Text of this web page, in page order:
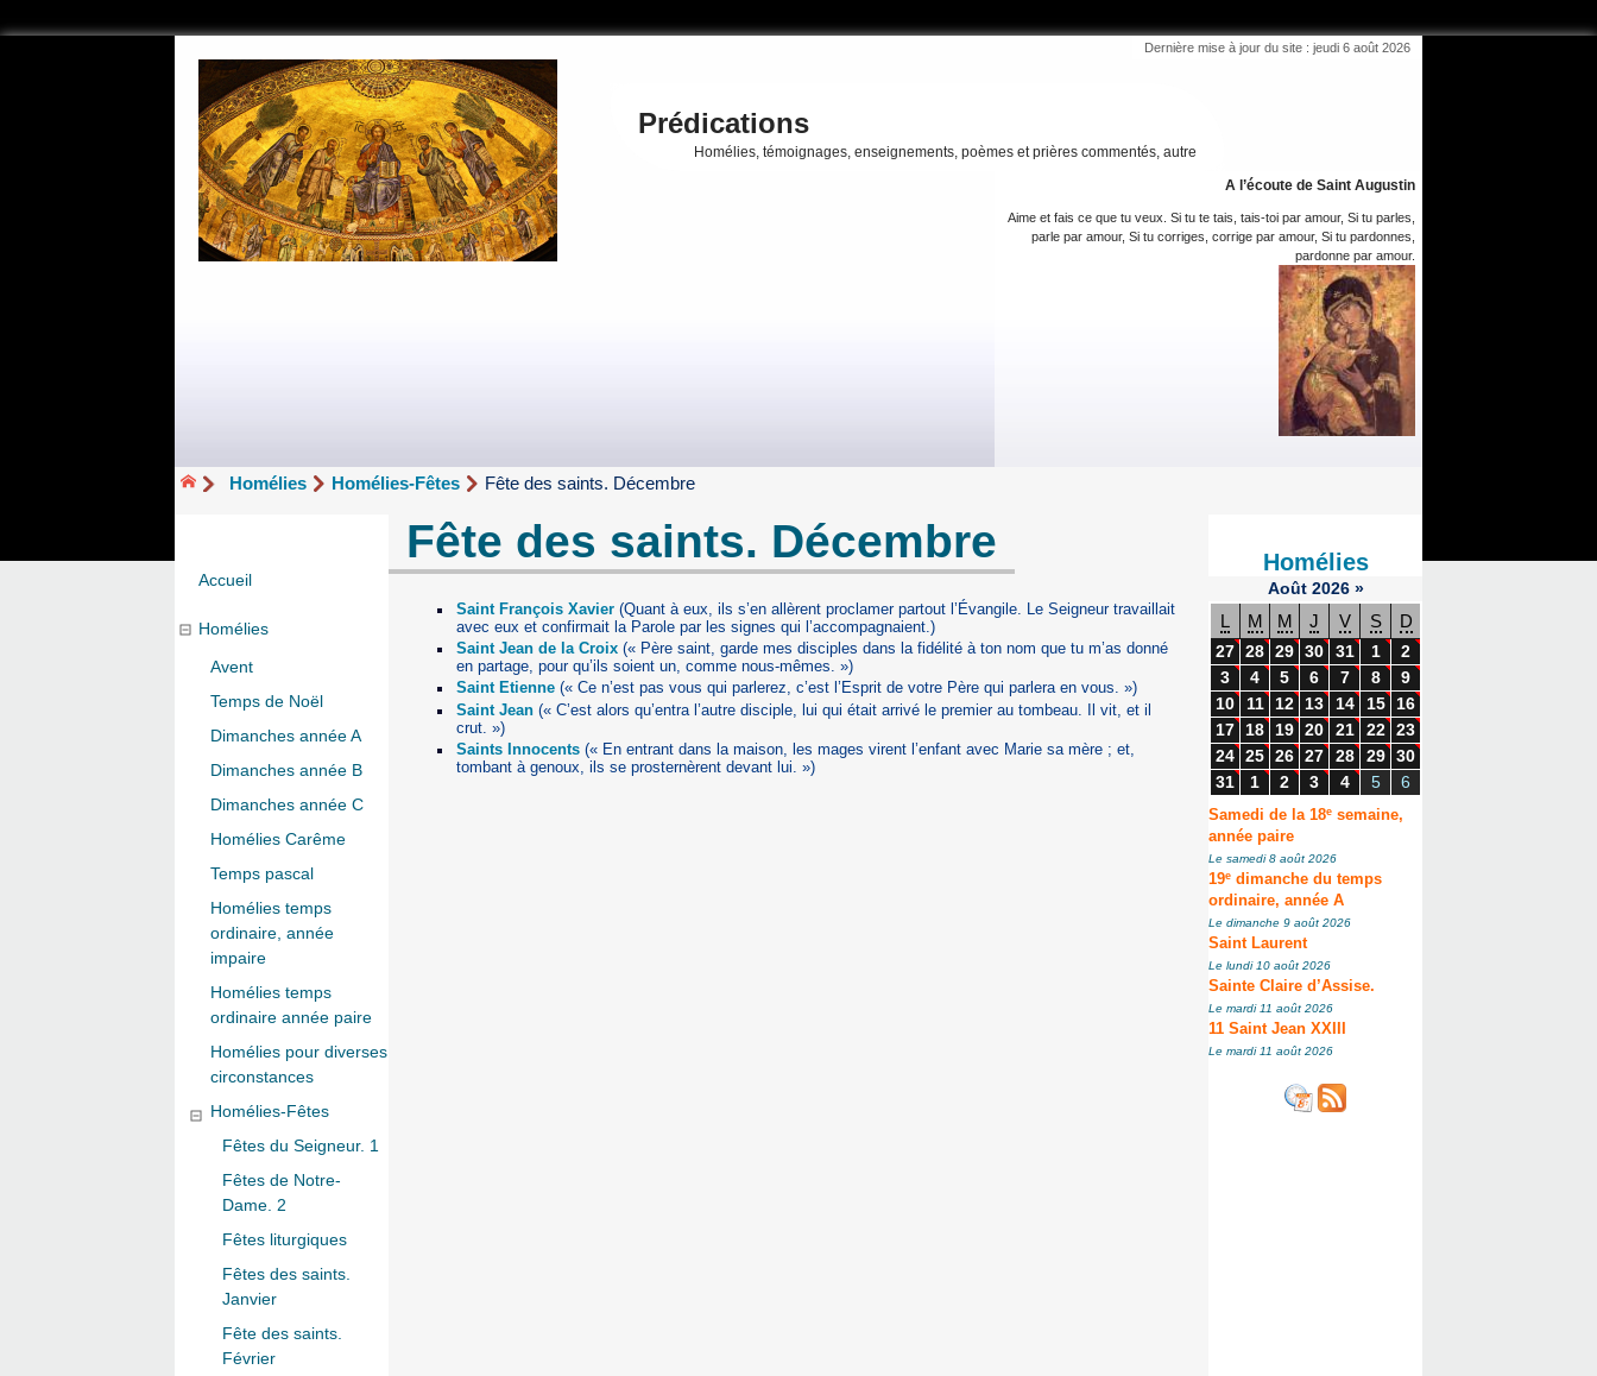
Dernière mise à jour du site : jeudi 6 août 2026
Prédications
Homélies, témoignages, enseignements, poèmes et prières commentés, autre
A l’écoute de Saint Augustin
Aime et fais ce que tu veux. Si tu te tais, tais-toi par amour, Si tu parles,
parle par amour, Si tu corriges, corrige par amour, Si tu pardonnes,
pardonne par amour.
Homélies Homélies-Fêtes Fête des saints. Décembre
Fête des saints. Décembre
Saint François Xavier (Quant à eux, ils s’en allèrent proclamer partout l’Évangile. Le Seigneur travaillait
avec eux et confirmait la Parole par les signes qui l’accompagnaient.)
Saint Jean de la Croix (« Père saint, garde mes disciples dans la fidélité à ton nom que tu m’as donné
en partage, pour qu’ils soient un, comme nous-mêmes. »)
Saint Etienne (« Ce n’est pas vous qui parlerez, c’est l’Esprit de votre Père qui parlera en vous. »)
Saint Jean (« C’est alors qu’entra l’autre disciple, lui qui était arrivé le premier au tombeau. Il vit, et il
crut. »)
Saints Innocents (« En entrant dans la maison, les mages virent l’enfant avec Marie sa mère ; et,
tombant à genoux, ils se prosternèrent devant lui. »)
Accueil
Homélies
Avent
Temps de Noël
Dimanches année A
Dimanches année B
Dimanches année C
Homélies Carême
Temps pascal
Homélies temps
ordinaire, année
impaire
Homélies temps
ordinaire année paire
Homélies pour diverses
circonstances
Homélies-Fêtes
Fêtes du Seigneur. 1
Fêtes de Notre-
Dame. 2
Fêtes liturgiques
Fêtes des saints.
Janvier
Fête des saints.
Février
Homélies
Août 2026 »
L M M J V S D
27 28 29 30 31 1
2
3
4 5 6 7 8
9
10
11 12 13 14 15
16
17
18 19 20 21 22 23
24 25 26 27 28 29 30
31
1 2 3 4 5 6
Samedi de la 18e semaine,
année paire
Le samedi 8 août 2026
19e dimanche du temps
ordinaire, année A
Le dimanche 9 août 2026
Saint Laurent
Le lundi 10 août 2026
Sainte Claire d’Assise.
Le mardi 11 août 2026
11 Saint Jean XXIII
Le mardi 11 août 2026